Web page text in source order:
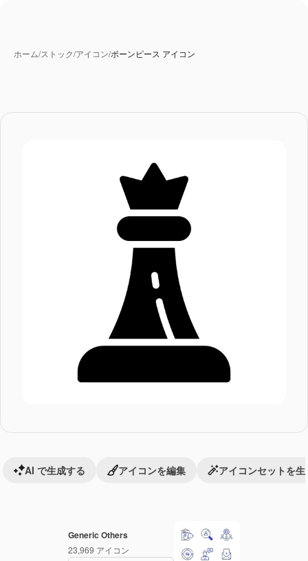
ホーム/ストック/アイコン/ポーンピース アイコン
Generic Others
23,969 アイコン
AI で生成する アイコンを編集 アイコンセットを生